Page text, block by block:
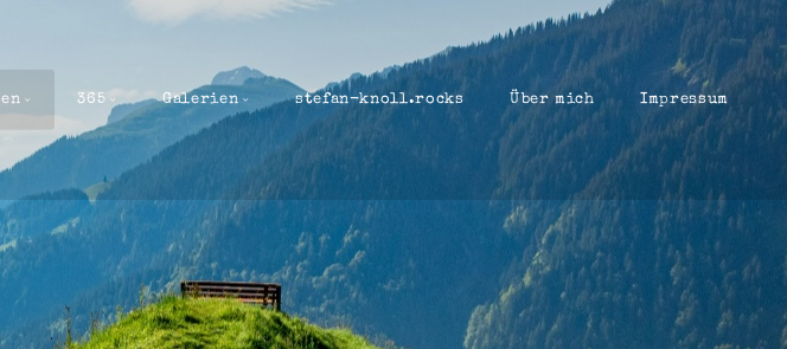
365 Galerien stefan-knoll.rocks Über mich Impressum